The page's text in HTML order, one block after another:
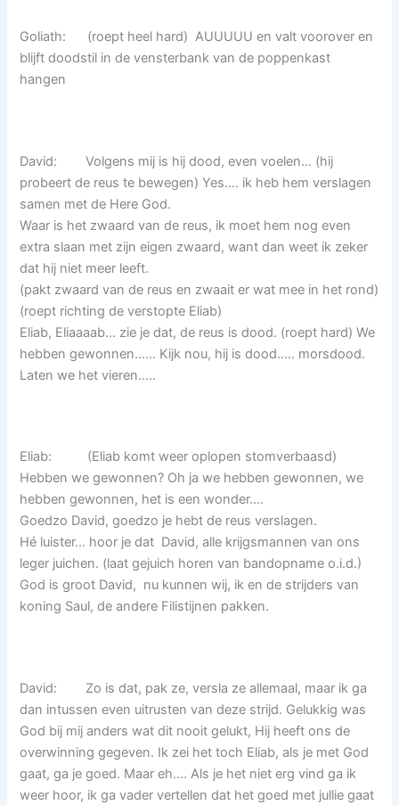
Goliath: (roept heel hard) AUUUUU en valt voorover en
blijft doodstil in de vensterbank van de poppenkast
hangen
David: Volgens mij is hij dood, even voelen… (hij
probeert de reus te bewegen) Yes…. ik heb hem verslagen
samen met de Here God.
Waar is het zwaard van de reus, ik moet hem nog even
extra slaan met zijn eigen zwaard, want dan weet ik zeker
dat hij niet meer leeft.
(pakt zwaard van de reus en zwaait er wat mee in het rond)
(roept richting de verstopte Eliab)
Eliab, Eliaaaab… zie je dat, de reus is dood. (roept hard) We
hebben gewonnen…… Kijk nou, hij is dood….. morsdood.
Laten we het vieren…..
Eliab: (Eliab komt weer oplopen stomverbaasd)
Hebben we gewonnen? Oh ja we hebben gewonnen, we
hebben gewonnen, het is een wonder….
Goedzo David, goedzo je hebt de reus verslagen.
Hé luister… hoor je dat David, alle krijgsmannen van ons
leger juichen. (laat gejuich horen van bandopname o.i.d.)
God is groot David, nu kunnen wij, ik en de strijders van
koning Saul, de andere Filistijnen pakken.
David: Zo is dat, pak ze, versla ze allemaal, maar ik ga
dan intussen even uitrusten van deze strijd. Gelukkig was
God bij mij anders wat dit nooit gelukt, Hij heeft ons de
overwinning gegeven. Ik zei het toch Eliab, als je met God
gaat, ga je goed. Maar eh…. Als je het niet erg vind ga ik
weer hoor, ik ga vader vertellen dat het goed met jullie gaat